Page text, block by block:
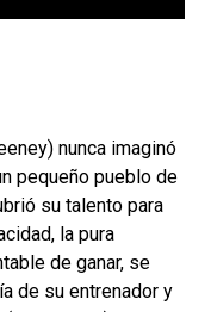
nunca imaginó
pequeño pueblo de
su talento para
la pura
de ganar, se
de su entrenador y